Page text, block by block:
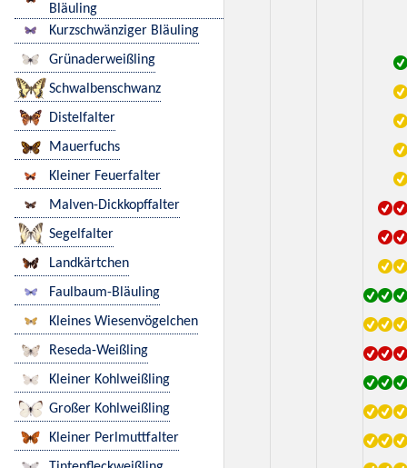
Bläuling
Kurzschwänziger Bläuling
Grünaderweißling
Schwalbenschwanz
Distelfalter
Mauerfuchs
Kleiner Feuerfalter
Malven-Dickkopffalter
Segelfalter
Landkärtchen
Faulbaum-Bläuling
Kleines Wiesenvögelchen
Reseda-Weißling
Kleiner Kohlweißling
Großer Kohlweißling
Kleiner Perlmuttfalter